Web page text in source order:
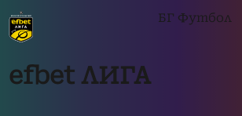
БГ Футбол
efbet ЛИГА